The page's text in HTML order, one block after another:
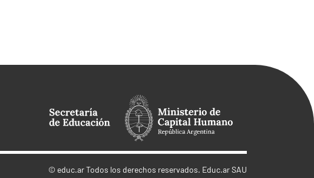
© educ.arTodos los derechos reservados. Educ.ar SAU